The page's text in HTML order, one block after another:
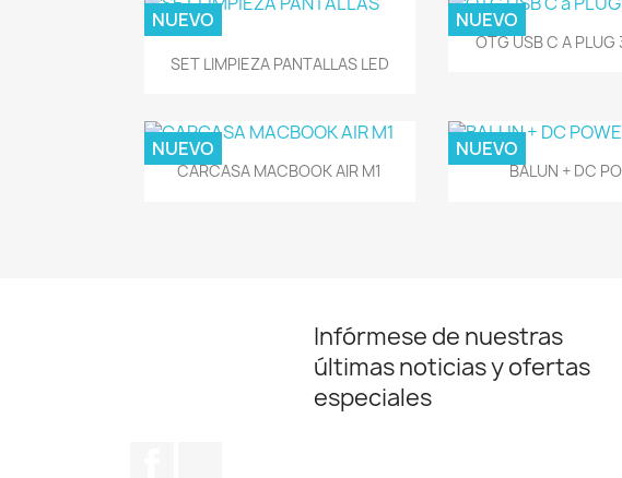
Vista rápida
SET LIMPIEZA PANTALLAS LED
NUEVO
Vista
OTG USB C A PLUG
NUEVO
Vista rápida
CARCASA MACBOOK AIR M1
NUEVO
Vista
BALUN + DC
NUEVO
Infórmese de nuestras
últimas noticias y ofertas
especiales